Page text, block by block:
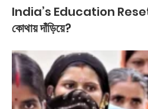
India’s Education Reset:
কোথায় দাঁড়িয়ে?